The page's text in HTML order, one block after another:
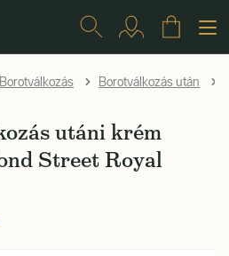
Borotválkozás Borotválkozás után
utáni krém
Street Royal